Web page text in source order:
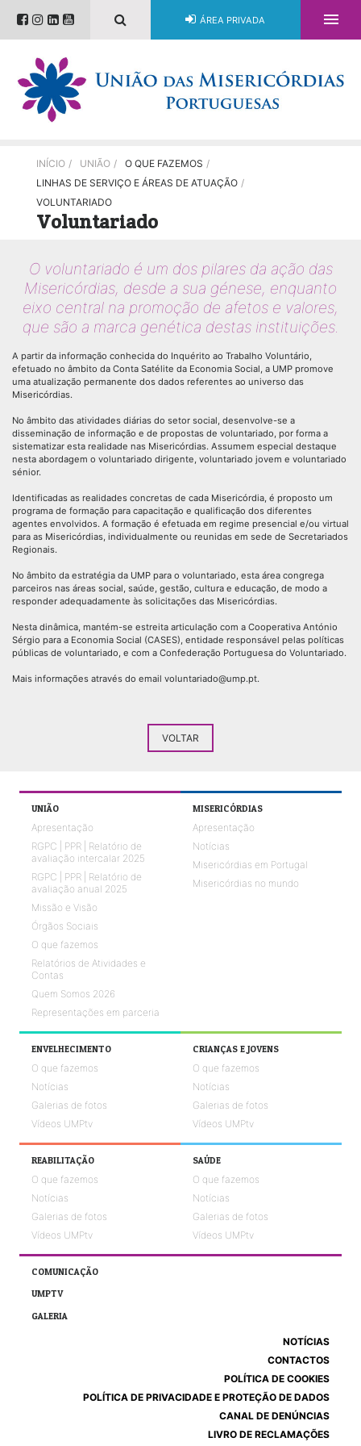
ÁREA PRIVADA 
INÍCIO / UNIÃO / O QUE FAZEMOS /
LINHAS DE SERVIÇO E ÁREAS DE ATUAÇÃO /
VOLUNTARIADO
Voluntariado
O voluntariado é um dos pilares da ação das
Misericórdias, desde a sua génese, enquanto
eixo central na promoção de afetos e valores,
que são a marca genética destas instituições.
A partir da informação conhecida do Inquérito ao Trabalho Voluntário,
efetuado no âmbito da Conta Satélite da Economia Social, a UMP promove
uma atualização permanente dos dados referentes ao universo das
Misericórdias.
No âmbito das atividades diárias do setor social, desenvolve-se a
disseminação de informação e de propostas de voluntariado, por forma a
sistematizar esta realidade nas Misericórdias. Assumem especial destaque
nesta abordagem o voluntariado dirigente, voluntariado jovem e voluntariado
sénior.
Identificadas as realidades concretas de cada Misericórdia, é proposto um
programa de formação para capacitação e qualificação dos diferentes
agentes envolvidos. A formação é efetuada em regime presencial e/ou virtual
para as Misericórdias, individualmente ou reunidas em sede de Secretariados
Regionais.
No âmbito da estratégia da UMP para o voluntariado, esta área congrega
parceiros nas áreas social, saúde, gestão, cultura e educação, de modo a
responder adequadamente às solicitações das Misericórdias.
Nesta dinâmica, mantém-se estreita articulação com a Cooperativa António
Sérgio para a Economia Social (CASES), entidade responsável pelas políticas
públicas de voluntariado, e com a Confederação Portuguesa do Voluntariado.
Mais informações através do email voluntariado@ump.pt.
VOLTAR
UNIÃO
Apresentação
RGPC | PPR | Relatório de
avaliação intercalar 2025
RGPC | PPR | Relatório de
avaliação anual 2025
Missão e Visão
Órgãos Sociais
O que fazemos
Relatórios de Atividades e
Contas
Quem Somos 2026
Representações em parceria
MISERICÓRDIAS
Apresentação
Notícias
Misericórdias em Portugal
Misericórdias no mundo
ENVELHECIMENTO
O que fazemos
Notícias
Galerias de fotos
Vídeos UMPtv
CRIANÇAS E JOVENS
O que fazemos
Notícias
Galerias de fotos
Vídeos UMPtv
REABILITAÇÃO
O que fazemos
Notícias
Galerias de fotos
Vídeos UMPtv
SAÚDE
O que fazemos
Notícias
Galerias de fotos
Vídeos UMPtv
COMUNICAÇÃO
UMPTV
GALERIA
NOTÍCIAS
CONTACTOS
POLÍTICA DE COOKIES
POLÍTICA DE PRIVACIDADE E PROTEÇÃO DE DADOS
CANAL DE DENÚNCIAS
LIVRO DE RECLAMAÇÕES